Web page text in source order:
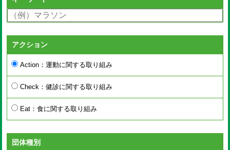
アクション
Action：運動に関する取り組み
Check：健診に関する取り組み
Eat：食に関する取り組み
団体種別